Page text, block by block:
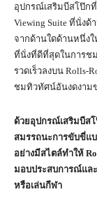
อุปกรณ์เสริมบีสโป๊ก
Viewing Suite ที่นั่ง
จากด้านใดด้านหนึ่งใ
ที่นั่งที่ดีที่สุดในการช
รวดเร็วลงบน Rolls-
ชมทิวทัศน์อันงดงาม
ด้วยอุปกรณ์เสริมบีส
สมรรถนะการขับขี่แ
อย่างมีสไตล์ทำให้
มอบประสบการณ์แล
หรือเล่นกีฬา